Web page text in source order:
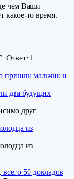
чем Ваши
какое-то время.
Ответ: 1.
два будущих
друг
из
из
50 докладов